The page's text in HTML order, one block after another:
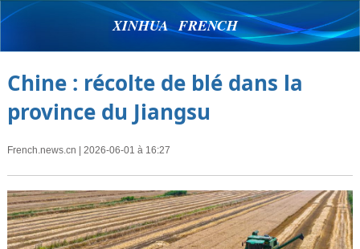
XINHUA FRENCH
Chine : récolte de blé dans la
province du Jiangsu
French.news.cn | 2026-06-01 à 16:27